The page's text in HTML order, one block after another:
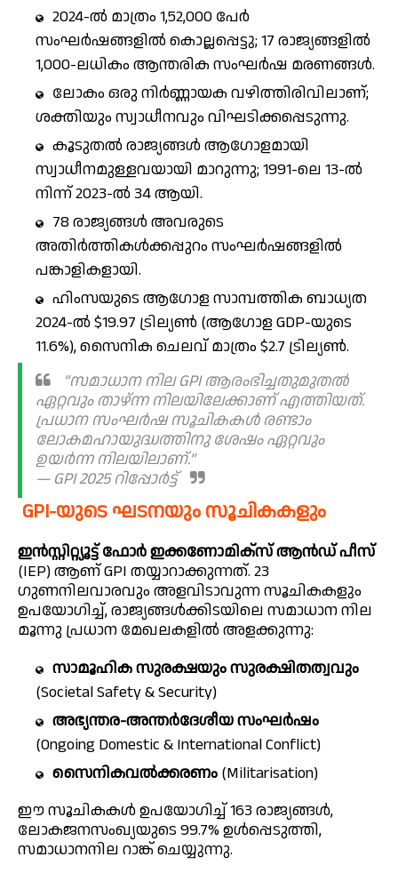
2024-ൽ മാത്രം 1,52,000 പേർ
സംഘർഷങ്ങളിൽ കൊല്ലപ്പെട്ടു; 17 രാജ്യങ്ങളിൽ
1,000-ലധികം ആന്തരിക സംഘർഷ മരണങ്ങൾ.
ലോകം ഒരു നിർണ്ണായക വഴിത്തിരിവിലാണ്;
ശക്തിയും സ്വാധീനവും വിഘടിക്കപ്പെടുന്നു.
കൂടുതൽ രാജ്യങ്ങൾ ആഗോളമായി
സ്വാധീനമുള്ളവയായി മാറുന്നു; 1991-ലെ 13-ൽ
നിന്ന് 2023-ൽ 34 ആയി.
78 രാജ്യങ്ങൾ അവരുടെ
അതിർത്തികൾക്കപ്പുറം സംഘർഷങ്ങളിൽ
പങ്കാളികളായി.
ഹിംസയുടെ ആഗോള സാമ്പത്തിക ബാധ്യത
2024-ൽ $19.97 ട്രില്യൺ (ആഗോള GDP-യുടെ
11.6%), സൈനിക ചെലവ് മാത്രം $2.7 ട്രില്യൺ.
“സമാധാന നില GPI ആരംഭിച്ചതുമുതൽ
ഏറ്റവും താഴ്ന്ന നിലയിലേക്കാണ് എത്തിയത്.
പ്രധാന സംഘർഷ സൂചികകൾ രണ്ടാം
ലോകമഹായുദ്ധത്തിനു ശേഷം ഏറ്റവും
ഉയർന്ന നിലയിലാണ്.”
— GPI 2025 റിപ്പോർട്ട്
GPI-യുടെ ഘടനയും സൂചികകളും
ഇൻസ്റ്റിറ്റ്യൂട്ട് ഫോർ ഇക്കണോമിക്സ് ആൻഡ് പീസ്
(IEP) ആണ് GPI തയ്യാറാക്കുന്നത്. 23
ഗുണനിലവാരവും അളവിടാവുന്ന സൂചികകളും
ഉപയോഗിച്ച്, രാജ്യങ്ങൾക്കിടയിലെ സമാധാന നില
മൂന്നു പ്രധാന മേഖലകളിൽ അളക്കുന്നു:
സാമൂഹിക സുരക്ഷയും സുരക്ഷിതത്വവും
(Societal Safety & Security)
അഭ്യന്തര-അന്തർദേശീയ സംഘർഷം
(Ongoing Domestic & International Conflict)
സൈനികവൽക്കരണം (Militarisation)
ഈ സൂചികകൾ ഉപയോഗിച്ച് 163 രാജ്യങ്ങൾ,
ലോകജനസംഖ്യയുടെ 99.7% ഉൾപ്പെടുത്തി,
സമാധാനനില റാങ്ക് ചെയ്യുന്നു.